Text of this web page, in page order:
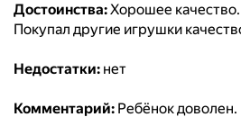
Достоинства:Хорошее
Покупал другие игрушки
Недостатки: нет
Комментарий: Ребёнок